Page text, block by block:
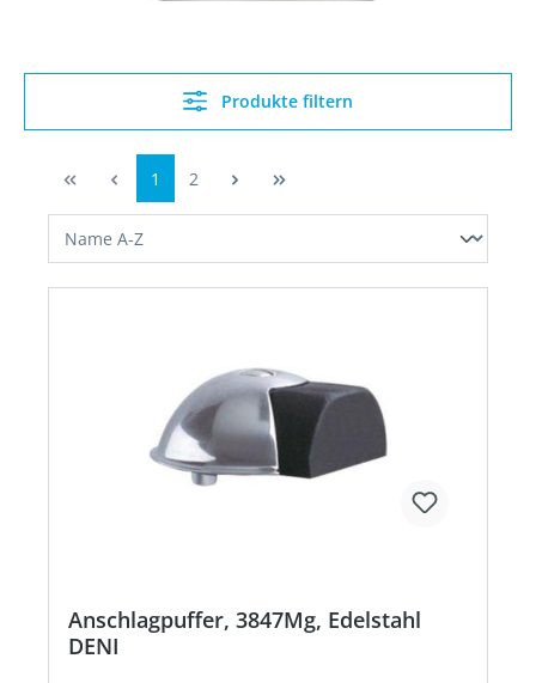
Produkte filtern
1 2
Anschlagpuffer, 3847Mg, Edelstahl
DENI